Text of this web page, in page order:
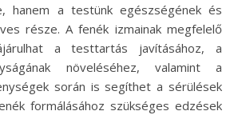
hanem a testünk egészségének és
része. A fenék izmainak megfelelő
a testtartás javításához, a
növeléséhez, valamint a
során is segíthet a sérülések
formálásához szükséges edzések